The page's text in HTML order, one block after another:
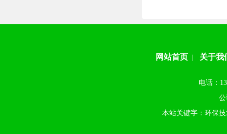
网站首页 关于我
电话：
本站关键字：环保